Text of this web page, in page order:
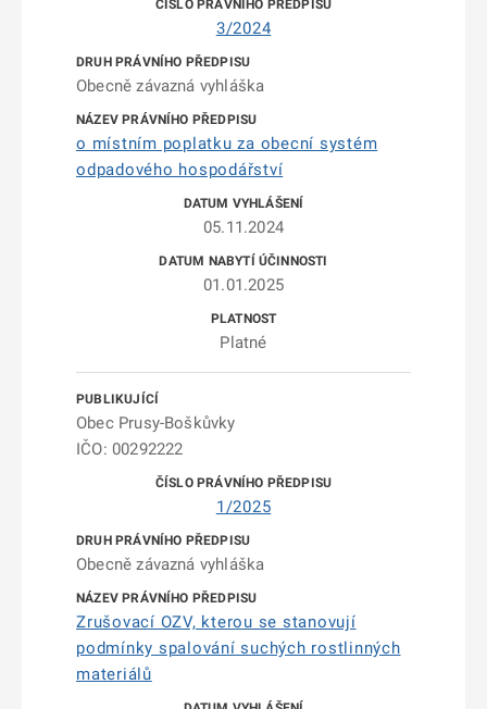
3/2024
Obecně závazná vyhláška
o místním poplatku za obecní systém
odpadového hospodářství
05.11.2024
01.01.2025
Platné
Obec Prusy-Boškůvky
IČO: 00292222
1/2025
Obecně závazná vyhláška
Zrušovací OZV, kterou se stanovují
podmínky spalování suchých rostlinných
materiálů